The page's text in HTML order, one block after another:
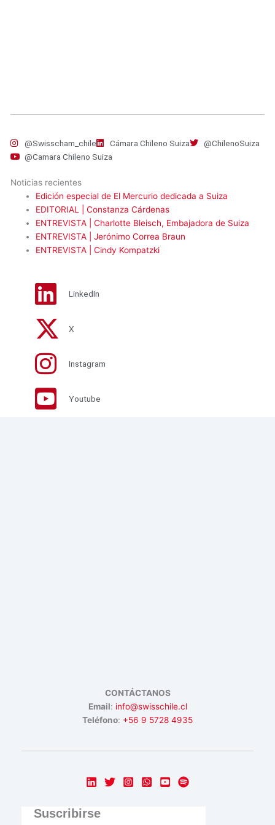
@Swisscham_chile Cámara Chileno Suiza
@ChilenoSuiza
@Camara Chileno Suiza
Noticias recientes
Edición especial de El Mercurio dedicada a Suiza
EDITORIAL | Constanza Cárdenas
ENTREVISTA | Charlotte Bleisch, Embajadora de Suiza
ENTREVISTA | Jerónimo Correa Braun
ENTREVISTA | Cindy Kompatzki
LinkedIn
X
Instagram
Youtube
CONTÁCTANOS
Email: info@swisschile.cl
Teléfono: +56 9 5728 4935
Suscribirse